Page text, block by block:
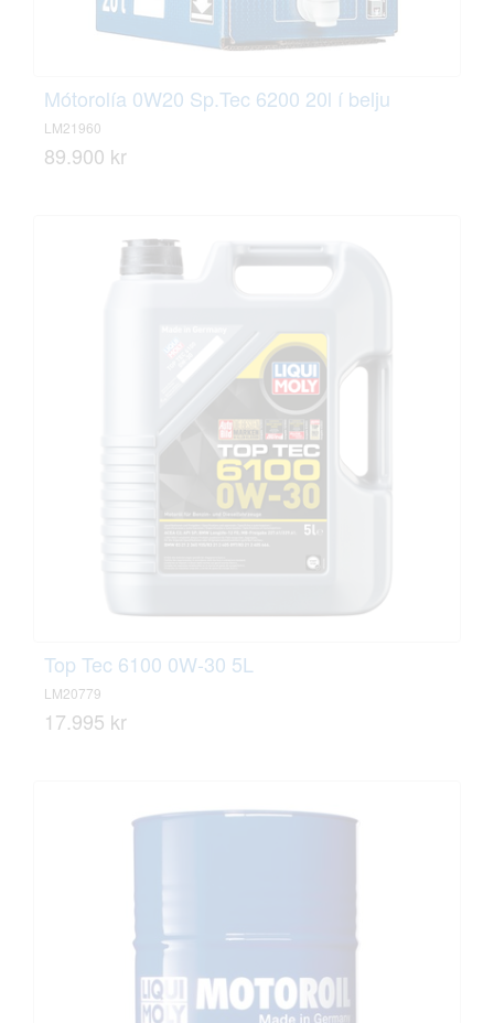
Mótorolía 0W20 Sp.Tec 6200 20l í belju
LM21960
89.900 kr
Top Tec 6100 0W-30 5L
LM20779
17.995 kr